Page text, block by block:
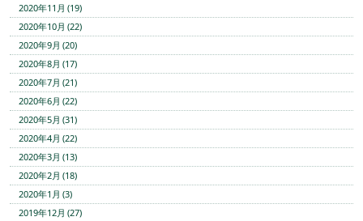
2020年11月 (19)
2020年10月 (22)
2020年9月 (20)
2020年8月 (17)
2020年7月 (21)
2020年6月 (22)
2020年5月 (31)
2020年4月 (22)
2020年3月 (13)
2020年2月 (18)
2020年1月 (3)
2019年12月 (27)